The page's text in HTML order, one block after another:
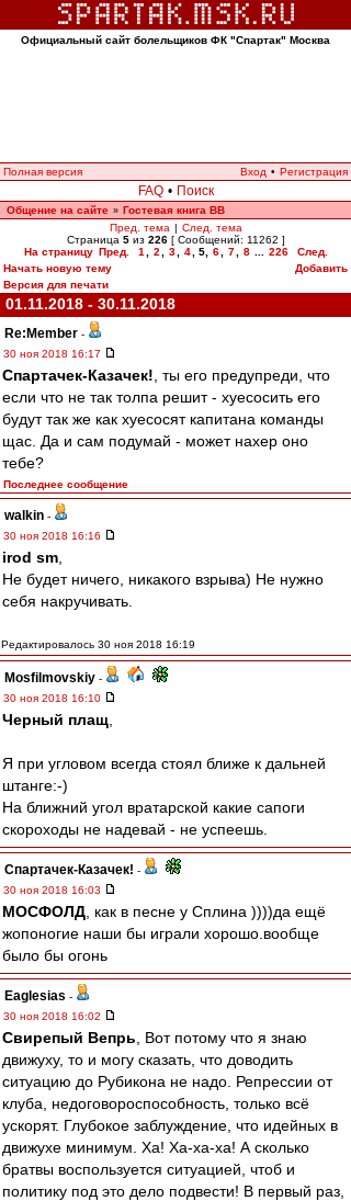
Официальный сайт болельщиков ФК "Спартак" Москва
Полная версия Вход • Регистрация
FAQ • Поиск
Общение на сайте » Гостевая книга ВВ
Пред. тема | След. тема
Страница 5из 226[ Сообщений: 11262 ]
На страницу Пред. 1 2 3 4 5, 6 7 8 226
След.
Начать новую тему
Добавить
Версия для печати
01.11.2018 - 30.11.2018
Re:Member -
30 ноя 2018 16:17
Спартачек-Казачек! , ты его предупреди, что
если что не так толпа решит - хуесосить его
будут так же как хуесосят капитана команды
щас. Да и сам подумай - может нахер оно
тебе?
Последнее сообщение
walkin -
30 ноя 2018 16:16
irod sm
Не будет ничего, никакого взрыва) Не нужно
себя накручивать.
Редактировалось 30 ноя 2018 16:19
Mosfilmovskiy -
30 ноя 2018 16:10
Черный плащ
Я при угловом всегда стоял ближе к дальней
штанге:-)
На ближний угол вратарской какие сапоги
скороходы не надевай - не успеешь.
Спартачек-Казачек! -
30 ноя 2018 16:03
МОСФОЛД , как в песне у Сплина ))))да ещё
жопоногие наши бы играли хорошо.вообще
было бы огонь
Eaglesias -
30 ноя 2018 16:02
Свирепый Вепрь , Вот потому что я знаю
движуху, то и могу сказать, что доводить
ситуацию до Рубикона не надо. Репрессии от
клуба, недоговороспособность, только всё
ускорят. Глубокое заблуждение, что идейных в
движухе минимум. Ха! Ха-ха-ха! А сколько
братвы воспользуется ситуацией, чтоб и
политику под это дело подвести! В первый раз,